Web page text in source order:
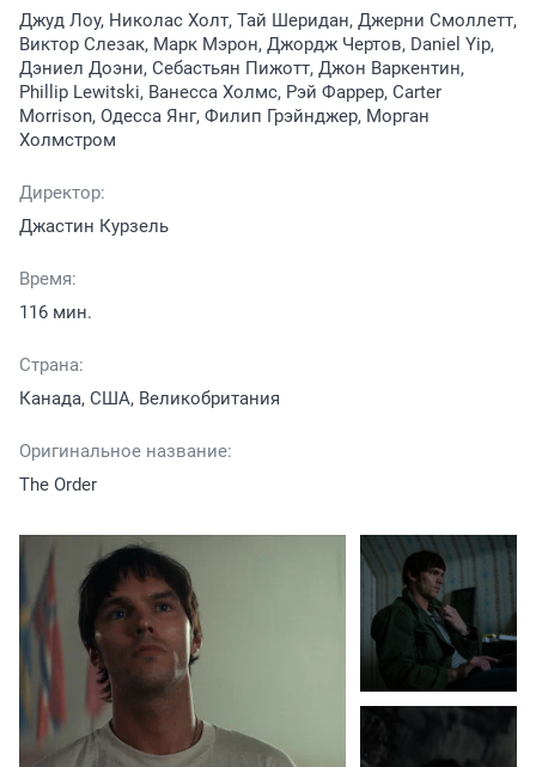
Джуд Лоу, Николас Холт, Тай Шеридан, Джерни Смоллетт,
Виктор Слезак, Марк Мэрон, Джордж Чертов, Daniel Yip,
Дэниел Доэни, Себастьян Пижотт, Джон Варкентин,
Phillip Lewitski, Ванесса Холмс, Рэй Фаррер, Carter
Morrison, Одесса Янг, Филип Грэйнджер, Морган
Холмстром
Директор:
Джастин Курзель
Время:
116 мин.
Страна:
Канада, США, Великобритания
Оригинальное название:
The Order